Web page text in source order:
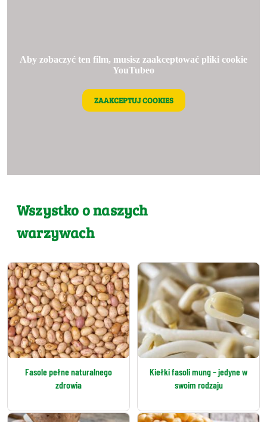
Aby zobaczyć ten film, musisz zaakceptować pliki cookie
YouTubeo
ZAAKCEPTUJ COOKIES
Wszystko o naszych
warzywach
Fasole pełne naturalnego
zdrowia
Kiełki fasoli mung – jedyne w
swoim rodzaju